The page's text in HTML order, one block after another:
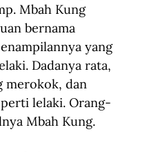
Mbah Kung
bernama
yang
Dadanya rata,
merokok, dan
lelaki. Orang-
Mbah Kung.